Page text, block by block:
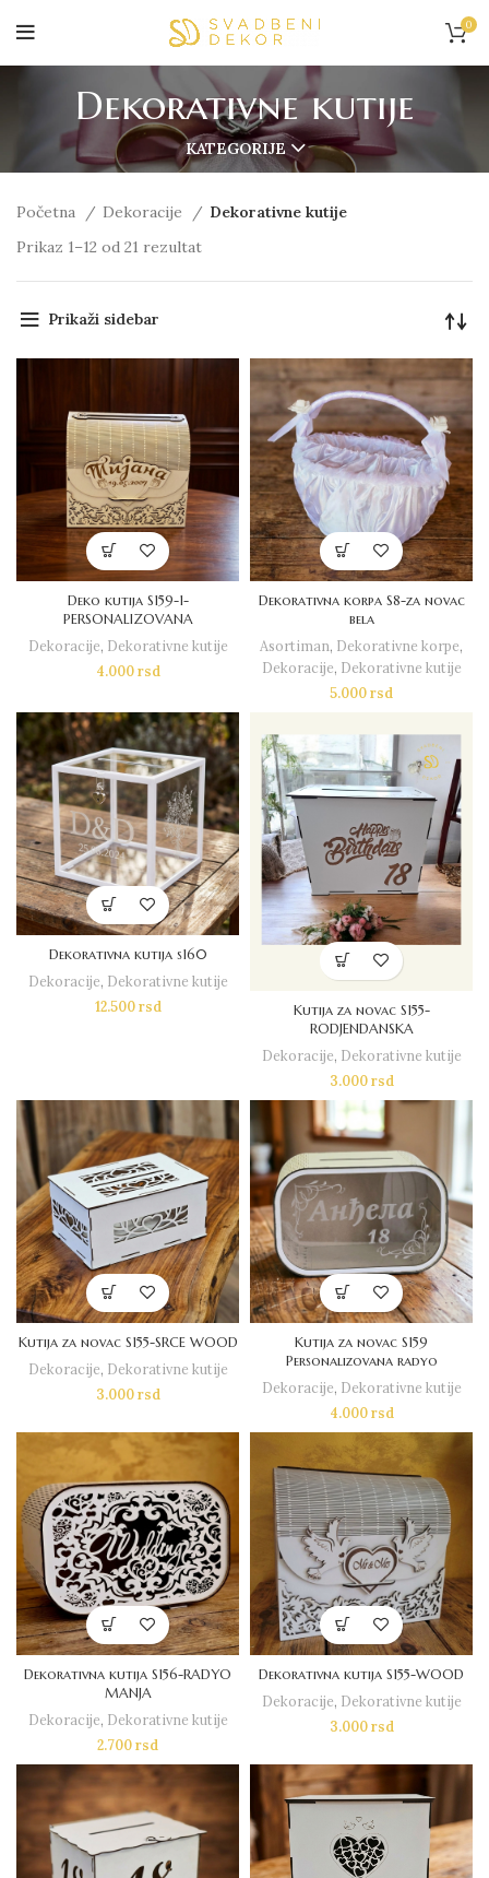
0
Dekorativne kutije
KATEGORIJE
Početna Dekoracije
Dekorativne kutije
Prikaz 1–12 od 21 rezultat
Prikaži sidebar
Deko kutija S159-1-
PERSONALIZOVANA
Dekoracije, Dekorativne kutije
4.000rsd
Dekorativna korpa S8-za novac
bela
Asortiman, Dekorativne korpe,
Dekoracije, Dekorativne kutije
5.000rsd
Dekorativna kutija s160
Dekoracije, Dekorativne kutije
12.500rsd
Kutija za novac S155-
RODJENDANSKA
Dekoracije, Dekorativne kutije
3.000rsd
Kutija za novac S155-SRCE WOOD
Dekoracije, Dekorativne kutije
3.000rsd
Kutija za novac S159
Personalizovana radyo
Dekoracije, Dekorativne kutije
4.000rsd
Dekorativna kutija S156-RADYO
MANJA
Dekoracije, Dekorativne kutije
2.700rsd
Dekorativna kutija S155-WOOD
Dekoracije, Dekorativne kutije
3.000rsd